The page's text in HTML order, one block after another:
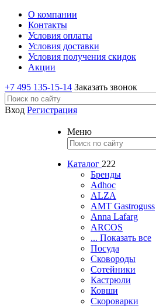
О компании
Контакты
Условия оплаты
Условия доставки
Условия получения скидок
Акции
+7 495 135-15-14 Заказать звонок
Вход Регистрация
Меню
Каталог 222
Бренды
Adhoc
ALZA
AMT Gastroguss
Anna Lafarg
ARCOS
... Показать все
Посуда
Сковороды
Сотейники
Кастрюли
Ковши
Скороварки